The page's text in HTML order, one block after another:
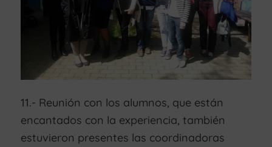
11.- Reunión con los alumnos, que están
encantados con la experiencia, también
estuvieron presentes las coordinadoras